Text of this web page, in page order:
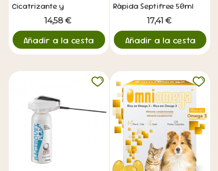
Cicatrizante y
Antiséptico para
Mascotas
14,58 €
Añadir a la cesta
Rápida Septifree 50ml
17,41 €
Añadir a la cesta